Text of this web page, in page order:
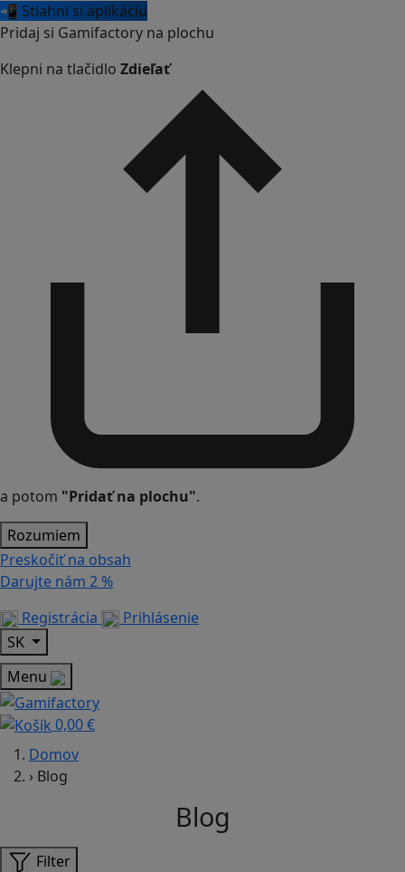
📲 Stiahni si aplikáciu
Pridaj si Gamifactory na plochu
Klepni na tlačidlo Zdieľať
a potom "Pridať na plochu".
Rozumiem
Preskočiť na obsah
Darujte nám 2 %
Registrácia
Prihlásenie
SK
Menu
0,00 €
Domov
› Blog
Blog
Filter